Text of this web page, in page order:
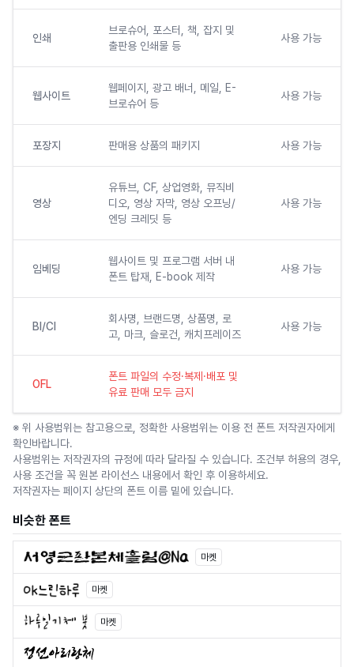
인쇄
브로슈어, 포스터, 책, 잡지 및
출판용 인쇄물 등
사용 가능
웹사이트
웹페이지, 광고 배너, 메일, E-
브로슈어 등
사용 가능
포장지 판매용 상품의 패키지 사용 가능
영상
유튜브, CF, 상업영화, 뮤직비
디오, 영상 자막, 영상 오프닝/
엔딩 크레딧 등
사용 가능
임베딩
웹사이트 및 프로그램 서버 내
폰트 탑재, E-book 제작
사용 가능
BI/CI
회사명, 브랜드명, 상품명, 로
고, 마크, 슬로건, 캐치프레이즈
사용 가능
OFL
폰트 파일의 수정·복제·배포 및
유료 판매 모두 금지
※ 위 사용범위는 참고용으로, 정확한 사용범위는 이용 전 폰트 저작권자에게
확인바랍니다.
사용범위는 저작권자의 규정에 따라 달라질 수 있습니다. 조건부 허용의 경우,
사용 조건을 꼭 원본 라이선스 내용에서 확인 후 이용하세요.
저작권자는 페이지 상단의 폰트 이름 밑에 있습니다.
비슷한 폰트
마켓
마켓
마켓